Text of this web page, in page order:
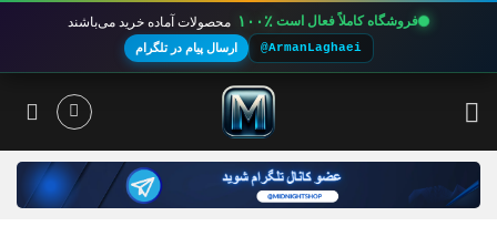
فروشگاه کاملاً فعال است ۱۰۰٪ محصولات آماده خرید می‌باشند
@ArmanLaghaei ارسال پیام در تلگرام